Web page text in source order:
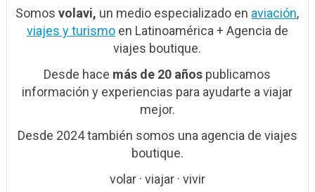
Somosvolavi, un medio especializado en aviación,
viajes y turismoen Latinoamérica + Agencia de
viajes boutique.
Desde hace más de 20 años publicamos
información y experiencias para ayudarte a viajar
mejor.
Desde 2024 también somos una agencia de viajes
boutique.
volar · viajar · vivir